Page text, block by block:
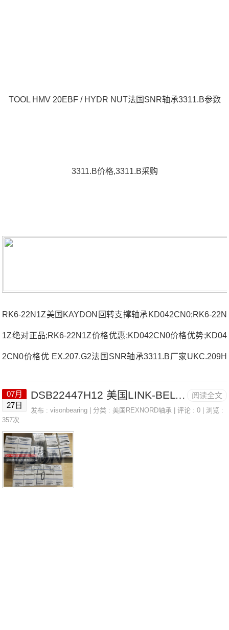
TOOL HMV 20EBF / HYDR NUT法国SNR轴承3311.B参数
3311.B价格,3311.B采购
RK6-22N1Z美国KAYDON回转支撑轴承KD042CN0;RK6-22N
1Z绝对正品;RK6-22N1Z价格优惠;KD042CN0价格优势;KD04
2CN0价格优 EX.207.G2法国SNR轴承3311.B厂家UKC.209H
MV20EBF/HYDRNUT法国SNR轴承3311.B参数3311.B价格,3
311.B采购 热销型号推荐：3311.B，DSB22447H12 RK6-22
N1Z，P2BE208-SRB-CRE热销品牌推荐：6214ZZ/5KN211E
T2X3311.B3311.B价格,3311.B采购3311.B价格,331
阅读全文
07月
27日
DSB22447H12 美国LINK-BELT连座轴承 2207
发布 :visonbearing | 分类 :美国REXNORD轴承 | 评论 : 0 | 浏览 :
357次